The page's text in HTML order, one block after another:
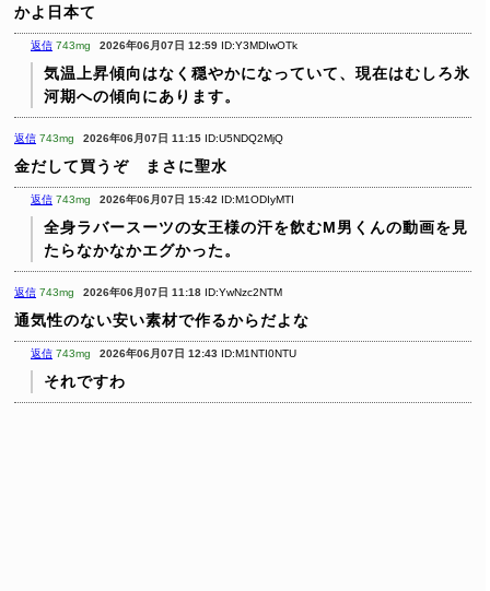
かよ日本て
返信 743mg 2026年06月07日 12:59 ID:Y3MDIwOTk
気温上昇傾向はなく穏やかになっていて、現在はむしろ氷
河期への傾向にあります。
返信 743mg 2026年06月07日 11:15 ID:U5NDQ2MjQ
金だして買うぞ まさに聖水
返信 743mg 2026年06月07日 15:42 ID:M1ODIyMTI
全身ラバースーツの女王様の汗を飲むM男くんの動画を見
たらなかなかエグかった。
返信 743mg 2026年06月07日 11:18 ID:YwNzc2NTM
通気性のない安い素材で作るからだよな
返信 743mg 2026年06月07日 12:43 ID:M1NTI0NTU
それですわ